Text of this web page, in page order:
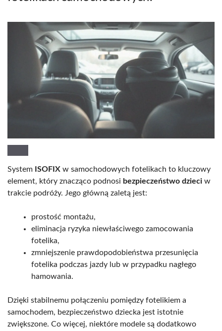
System ISOFIX w samochodowych fotelikach to kluczowy
element, który znacząco podnosi bezpieczeństwo dzieci w
trakcie podróży. Jego główną zaletą jest:
prostość montażu,
eliminacja ryzyka niewłaściwego zamocowania
fotelika,
zmniejszenie prawdopodobieństwa przesunięcia
fotelika podczas jazdy lub w przypadku nagłego
hamowania.
Dzięki stabilnemu połączeniu pomiędzy fotelikiem a
samochodem, bezpieczeństwo dziecka jest istotnie
zwiększone. Co więcej, niektóre modele są dodatkowo